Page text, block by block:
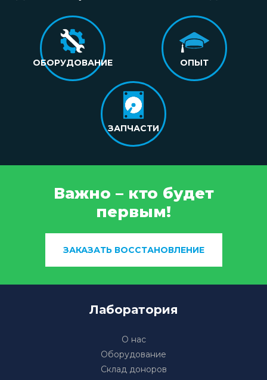
ОБОРУДОВАНИЕ ОПЫТ
ЗАПЧАСТИ
Важно – кто будет
первым!
ЗАКАЗАТЬ ВОССТАНОВЛЕНИЕ
Лаборатория
О нас
Оборудование
Склад доноров